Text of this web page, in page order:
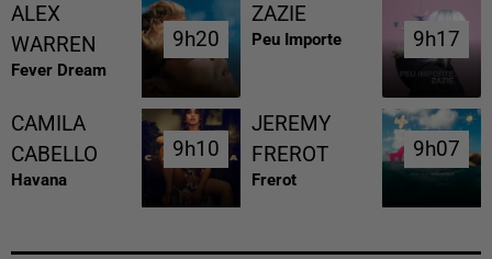
ALEX
WARREN
Fever Dream
9h20
9h20
ZAZIE
Peu Importe 9h17
9h17
CAMILA
CABELLO
Havana
9h10
9h10
JEREMY
FREROT
Frerot
9h07
9h07